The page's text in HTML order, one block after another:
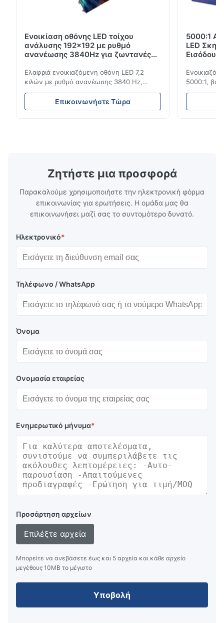
Ενοικίαση οθόνης LED τοίχου
ανάλυσης 192x192 με ρυθμό
ανανέωσης 3840Hz για ζωντανές
Ελαφριά ενοικιαζόμενη οθόνη LED 7,2
κιλών με ρυθμό ανανέωσης 3840 Hz,
φωτεινότητα 700 cd/m² και ανάλυση
192x192. Ιδανικό για ζωντανές εκδηλώσεις
με εύκολη εγκατάσταση και παγκόσμια
Επικοινωνήστε Τώρα
5000:1
LED
Εισόδου
5000:1,
ανανέωσης
Ζητήστε μια προσφορά
Παρακαλούμε χρησιμοποιήστε την ηλεκτρονική φόρμα
επικοινωνίας για ερωτήσεις. Η ομάδα μας θα
επικοινωνήσει μαζί σας το συντομότερο δυνατό.
Ηλεκτρονικό*
Τηλέφωνο / WhatsApp
Όνομα
Ονομασία εταιρείας
Ενημερωτικό μήνυμα*
Προσάρτηση αρχείων
Επιλέξτε αρχεία
Μπορείτε να ανεβάσετε έως και 5 αρχεία και κάθε αρχείο
μεγέθους 10ΜB το μέγιστο
Υποβολή